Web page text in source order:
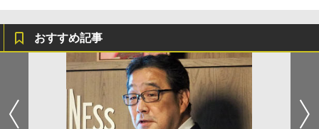
おすすめ記事